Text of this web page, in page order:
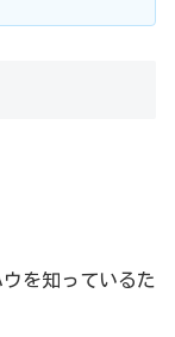
を知っているた